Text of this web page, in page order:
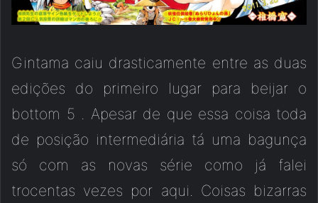
Gintama caiu drasticamente entre as duas
edições do primeiro lugar para beijar o
bottom 5 . Apesar de que essa coisa toda
de posição intermediária tá uma bagunça
só com as novas série como já falei
trocentas vezes por aqui. Coisas bizarras